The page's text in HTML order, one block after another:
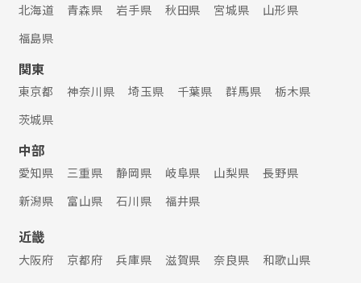
北海道 青森県 岩手県 秋田県 宮城県
山形県
福島県
関東
東京都 神奈川県 埼玉県 千葉県 群馬県
栃木県
茨城県
中部
愛知県 三重県 静岡県 岐阜県 山梨県
長野県
新潟県
富山県 石川県 福井県
近畿
大阪府 京都府 兵庫県 滋賀県 奈良県 和歌山県